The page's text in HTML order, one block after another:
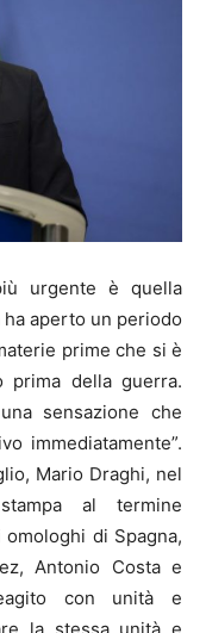
urgente è quella
ha aperto un periodo
prime che si è
prima della guerra.
sensazione che
immediatamente”.
Mario Draghi, nel
al termine
di Spagna,
Antonio Costa e
con unità e